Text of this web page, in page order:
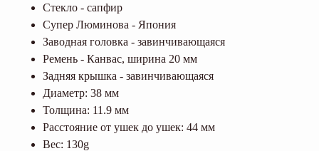
Стекло - сапфир
Супер Люминова - Япония
Заводная головка - завинчивающаяся
Ремень - Канвас, ширина 20 мм
Задняя крышка - завинчивающаяся
Диаметр: 38 мм
Толщина: 11.9 мм
Расстояние от ушек до ушек: 44 мм
Вес: 130g